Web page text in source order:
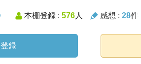
本棚登録 : 576人 感想 : 28件
録